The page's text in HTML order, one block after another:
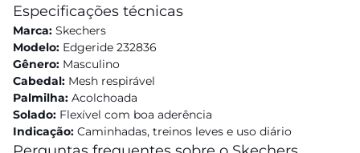
Especificações técnicas
Marca: Skechers
Modelo: Edgeride 232836
Gênero: Masculino
Cabedal: Mesh respirável
Palmilha: Acolchoada
Solado: Flexível com boa aderência
Indicação: Caminhadas, treinos leves e uso diário